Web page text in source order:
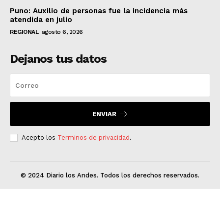
Puno: Auxilio de personas fue la incidencia más
atendida en julio
REGIONAL agosto 6, 2026
Dejanos tus datos
ENVIAR
Acepto los Terminos de privacidad .
© 2024 Diario los Andes. Todos los derechos reservados.